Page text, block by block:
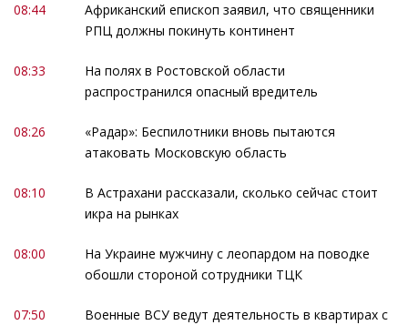
08:44
Африканский епископ заявил, что священники
РПЦ должны покинуть континент
08:33
На полях в Ростовской области
распространился опасный вредитель
08:26
«Радар»: Беспилотники вновь пытаются
атаковать Московскую область
08:10
В Астрахани рассказали, сколько сейчас стоит
икра на рынках
08:00
На Украине мужчину с леопардом на поводке
обошли стороной сотрудники ТЦК
07:50
Военные ВСУ ведут деятельность в квартирах с